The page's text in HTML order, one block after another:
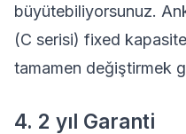
büyütebiliyorsunuz.
(C serisi) fixed
tamamen değiştirmek
4. 2 yıl Garanti